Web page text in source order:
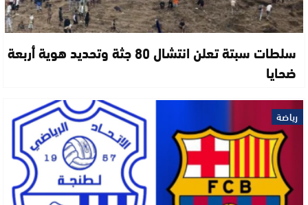
سلطات سبتة تعلن انتشال 80 جثة وتحديد هوية أربعة
ضحايا
رياضة